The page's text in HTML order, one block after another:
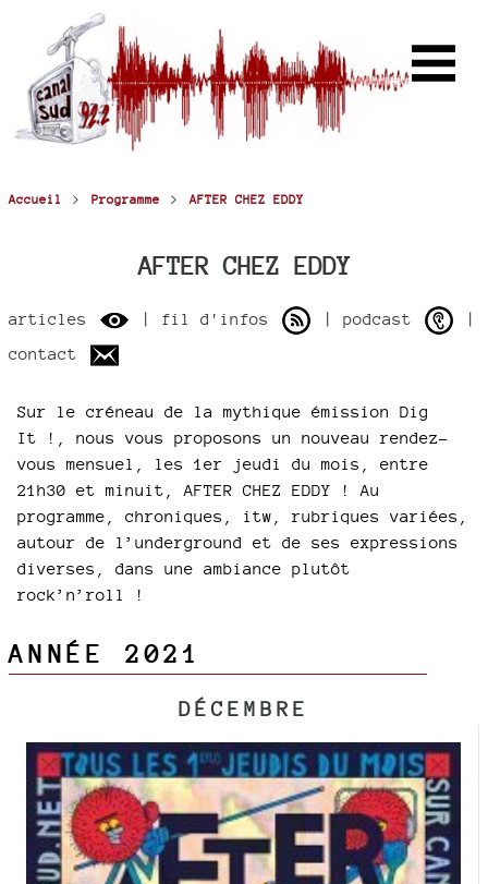
Accueil > Programme > AFTER CHEZ EDDY
AFTER CHEZ EDDY
articles | fil d'infos | podcast
|
contact
Sur le créneau de la mythique émission Dig
It !, nous vous proposons un nouveau rendez-
vous mensuel, les 1er jeudi du mois, entre
21h30 et minuit, AFTER CHEZ EDDY ! Au
programme, chroniques, itw, rubriques variées,
autour de l’underground et de ses expressions
diverses, dans une ambiance plutôt
rock’n’roll !
ANNÉE 2021
DÉCEMBRE